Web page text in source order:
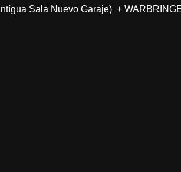
Sala Nuevo Garaje) +